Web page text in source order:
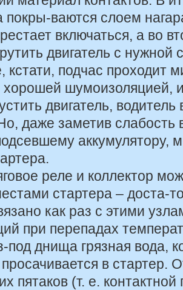
покры-ваются слоем
включаться, а во
двигатель с нужной
кстати, подчас проходит
шумоизоляцией,
двигатель,
даже заметив слабость
аккумулятору,
реле и коллектор
стартера – доста-
как раз с этими
при перепадах
под днища грязная вода,
в стартер.
пятаков (т. е.